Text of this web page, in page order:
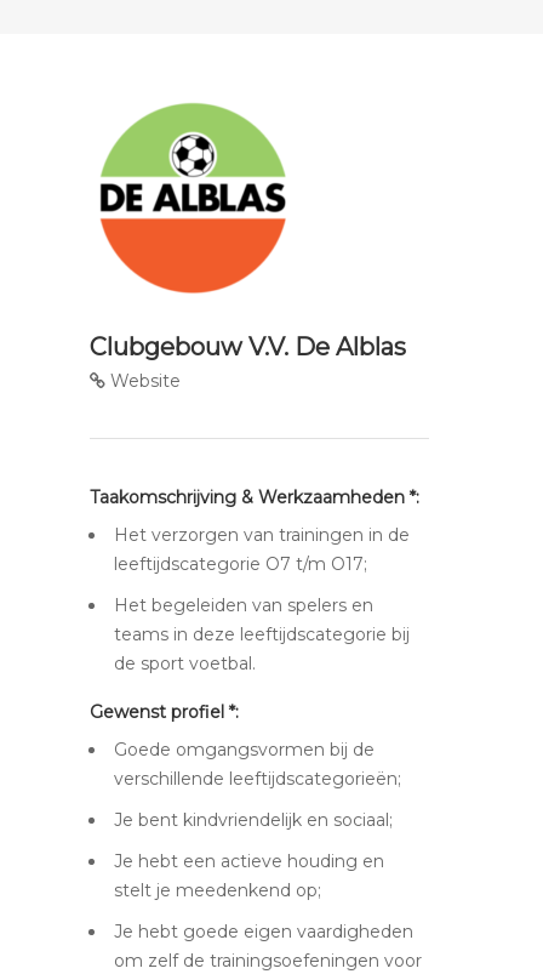
Clubgebouw V.V. De Alblas
Website
Taakomschrijving & Werkzaamheden *:
Het verzorgen van trainingen in de
leeftijdscategorie O7 t/m O17;
Het begeleiden van spelers en
teams in deze leeftijdscategorie bij
de sport voetbal.
Gewenst profiel *:
Goede omgangsvormen bij de
verschillende leeftijdscategorieën;
Je bent kindvriendelijk en sociaal;
Je hebt een actieve houding en
stelt je meedenkend op;
Je hebt goede eigen vaardigheden
om zelf de trainingsoefeningen voor